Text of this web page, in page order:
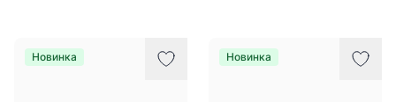
Новинка Новинка